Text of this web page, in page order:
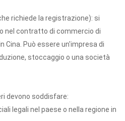
richiede la registrazione): si
nel contratto di commercio di
Cina. Può essere un'impresa di
stoccaggio o una società
devono soddisfare:
legali nel paese o nella regione in